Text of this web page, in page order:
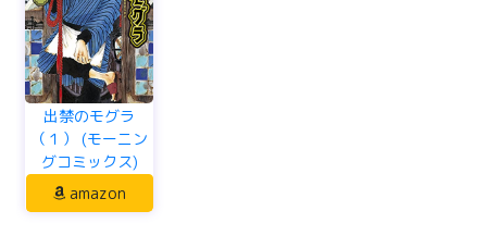
出禁のモグラ
（１） (モーニン
グコミックス)
amazon